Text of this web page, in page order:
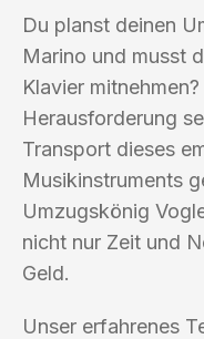
Du planst deinen
Marino und musst
Klavier
Herausforderung
Transport dieses
Musikinstruments
Umzugskönig
nicht nur Zeit und
Geld.
Unser erfahrenes